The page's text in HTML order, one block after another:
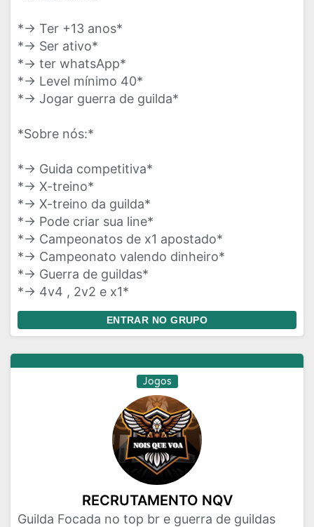
*-> Ter +13 anos*
*-> Ser ativo*
*-> ter whatsApp*
*-> Level mínimo 40*
*-> Jogar guerra de guilda*
*Sobre nós:*
*-> Guida competitiva*
*-> X-treino*
*-> X-treino da guilda*
*-> Pode criar sua line*
*-> Campeonatos de x1 apostado*
*-> Campeonato valendo dinheiro*
*-> Guerra de guildas*
*-> 4v4 , 2v2 e x1*
ENTRAR NO GRUPO
Jogos
RECRUTAMENTO NQV
Guilda Focada no top br e guerra de guildas